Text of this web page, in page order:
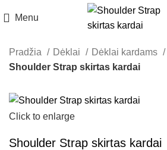
Menu
Pradžia Dėklai
Dėklai kardams
Shoulder Strap skirtas kardai
Click to enlarge
Shoulder Strap skirtas kardai